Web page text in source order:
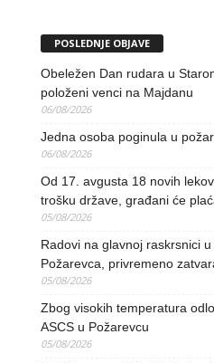
POSLEDNJE OBJAVE
Obeležen Dan rudara u
položeni venci na Majdanu
06/08/2026
Jedna osoba poginula u
06/08/2026
Od 17. avgusta 18 novih
trošku države, građani će
05/08/2026
Radovi na glavnoj raskrsnici
Požarevca, privremeno
05/08/2026
Zbog visokih temperatura
ASCS u Požarevcu
05/08/2026